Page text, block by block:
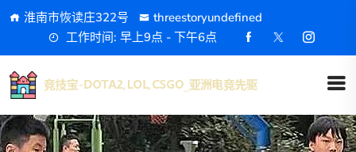
淮南市恢读庄322号
threestoryundefined
工作时间: 早上9点 - 下午6点